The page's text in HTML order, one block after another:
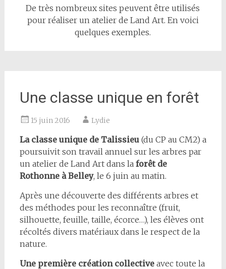
De très nombreux sites peuvent être utilisés
pour réaliser un atelier de Land Art. En voici
quelques exemples.
Une classe unique en forêt
15 juin 2016 Lydie
La classe unique de Talissieu(du CP au CM2) a
poursuivit son travail annuel sur les arbres par
un atelier de Land Art dans la forêt de
Rothonne à Belley, le 6 juin au matin.
Après une découverte des différents arbres et
des méthodes pour les reconnaître (fruit,
silhouette, feuille, taille, écorce…), les élèves ont
récoltés divers matériaux dans le respect de la
nature.
Une première création collectiveavec toute la